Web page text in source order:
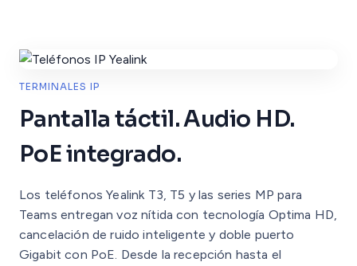
TERMINALES IP
Pantalla táctil. Audio HD.
PoE integrado.
Los teléfonos Yealink T3, T5 y las series MP para
Teams entregan voz nítida con tecnología Optima HD,
cancelación de ruido inteligente y doble puerto
Gigabit con PoE. Desde la recepción hasta el